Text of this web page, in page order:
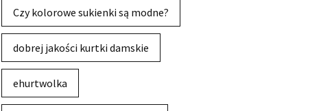
Czy kolorowe sukienki są modne?
dobrej jakości kurtki damskie
ehurtwolka